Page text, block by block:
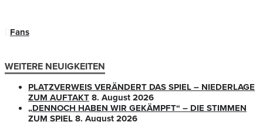
Fans
WEITERE NEUIGKEITEN
PLATZVERWEIS VERÄNDERT DAS SPIEL – NIEDERLAGE
ZUM AUFTAKT 8. August 2026
„DENNOCH HABEN WIR GEKÄMPFT“ – DIE STIMMEN
ZUM SPIEL 8. August 2026